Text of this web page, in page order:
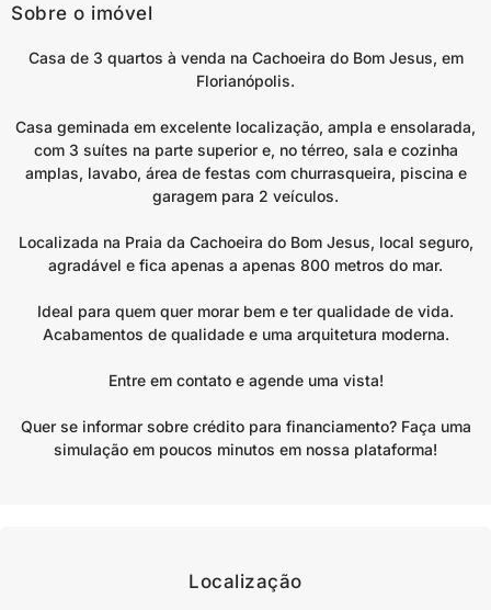
Sobre o imóvel
Casa de 3 quartos à venda na Cachoeira do Bom Jesus, em
Florianópolis.
Casa geminada em excelente localização, ampla e ensolarada,
com 3 suítes na parte superior e, no térreo, sala e cozinha
amplas, lavabo, área de festas com churrasqueira, piscina e
garagem para 2 veículos.
Localizada na Praia da Cachoeira do Bom Jesus, local seguro,
agradável e fica apenas a apenas 800 metros do mar.
Ideal para quem quer morar bem e ter qualidade de vida.
Acabamentos de qualidade e uma arquitetura moderna.
Entre em contato e agende uma vista!
Quer se informar sobre crédito para financiamento? Faça uma
simulação em poucos minutos em nossa plataforma!
Localização